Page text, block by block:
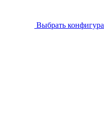
Выбрать